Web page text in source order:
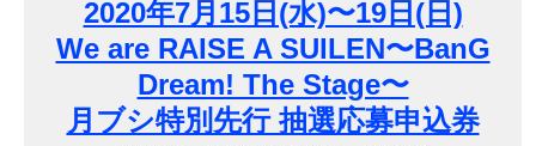
2020年7月15日(水)〜19日(日)
We are RAISE A SUILEN〜BanG
Dream! The Stage〜
月ブシ特別先行 抽選応募申込券